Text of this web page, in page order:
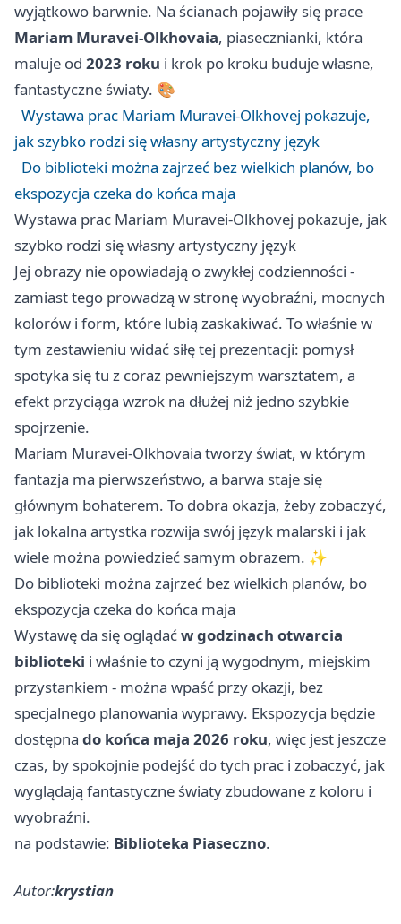
wyjątkowo barwnie. Na ścianach pojawiły się prace
Mariam Muravei-Olkhovaia, piasecznianki, która
maluje od 2023 roku i krok po kroku buduje własne,
fantastyczne światy. 🎨
Wystawa prac Mariam Muravei-Olkhovej pokazuje,
jak szybko rodzi się własny artystyczny język
Do biblioteki można zajrzeć bez wielkich planów, bo
ekspozycja czeka do końca maja
Wystawa prac Mariam Muravei-Olkhovej pokazuje, jak
szybko rodzi się własny artystyczny język
Jej obrazy nie opowiadają o zwykłej codzienności -
zamiast tego prowadzą w stronę wyobraźni, mocnych
kolorów i form, które lubią zaskakiwać. To właśnie w
tym zestawieniu widać siłę tej prezentacji: pomysł
spotyka się tu z coraz pewniejszym warsztatem, a
efekt przyciąga wzrok na dłużej niż jedno szybkie
spojrzenie.
Mariam Muravei-Olkhovaia tworzy świat, w którym
fantazja ma pierwszeństwo, a barwa staje się
głównym bohaterem. To dobra okazja, żeby zobaczyć,
jak lokalna artystka rozwija swój język malarski i jak
wiele można powiedzieć samym obrazem. ✨
Do biblioteki można zajrzeć bez wielkich planów, bo
ekspozycja czeka do końca maja
Wystawę da się oglądaćw godzinach otwarcia
biblioteki i właśnie to czyni ją wygodnym, miejskim
przystankiem - można wpaść przy okazji, bez
specjalnego planowania wyprawy. Ekspozycja będzie
dostępna do końca maja 2026 roku, więc jest jeszcze
czas, by spokojnie podejść do tych prac i zobaczyć, jak
wyglądają fantastyczne światy zbudowane z koloru i
wyobraźni.
na podstawie: Biblioteka Piaseczno.
Autor:krystian